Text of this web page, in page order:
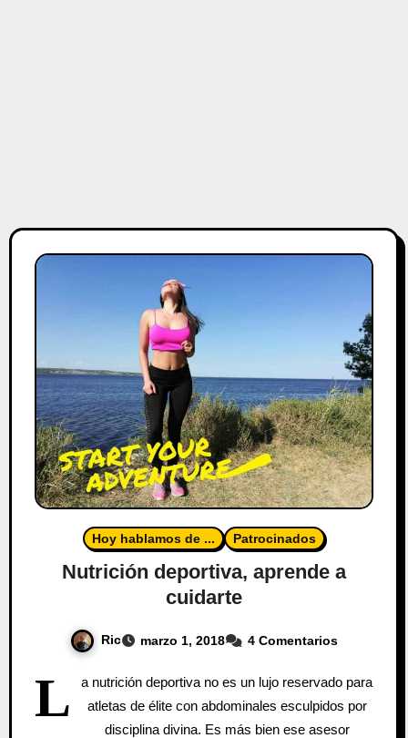
Hoy hablamos de ... Patrocinados
Nutrición deportiva, aprende a
cuidarte
Ric marzo 1, 2018 4 Comentarios
L
a nutrición deportiva no es un lujo reservado para
atletas de élite con abdominales esculpidos por
disciplina divina. Es más bien ese asesor